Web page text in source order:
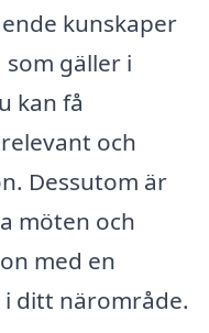
kunskaper
gäller i
kan få
och
Dessutom är
möten och
med en
ditt närområde.